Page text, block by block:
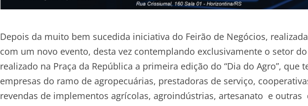
Depois da muito bem sucedida iniciativa do Feirão de Negócios,
com um novo evento, desta vez contemplando exclusivamente o setor
realizado na Praça da República a primeira edição do “Dia do Agro”,
empresas do ramo de agropecuárias, prestadoras de serviço,
revendas de implementos agrícolas, agroindústrias, artesanato e